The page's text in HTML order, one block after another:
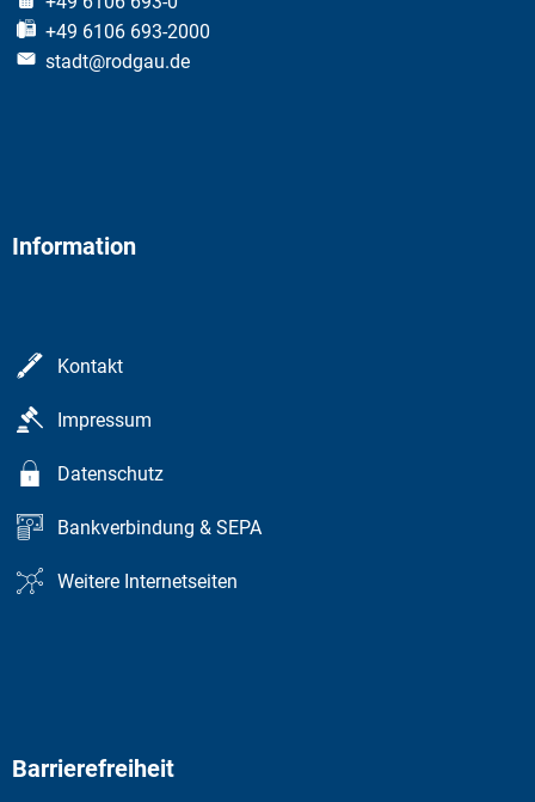
+49 6106 693-2000
stadt@rodgau.de
Information
Kontakt
Impressum
Datenschutz
Bankverbindung & SEPA
Weitere Internetseiten
Barrierefreiheit